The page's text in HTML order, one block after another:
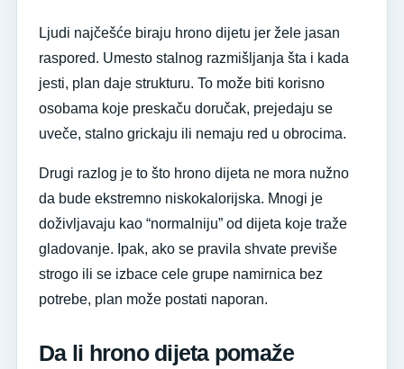
Ljudi najčešće biraju hrono dijetu jer žele jasan
raspored. Umesto stalnog razmišljanja šta i kada
jesti, plan daje strukturu. To može biti korisno
osobama koje preskaču doručak, prejedaju se
uveče, stalno grickaju ili nemaju red u obrocima.
Drugi razlog je to što hrono dijeta ne mora nužno
da bude ekstremno niskokalorijska. Mnogi je
doživljavaju kao “normalniju” od dijeta koje traže
gladovanje. Ipak, ako se pravila shvate previše
strogo ili se izbace cele grupe namirnica bez
potrebe, plan može postati naporan.
Da li hrono dijeta pomaže